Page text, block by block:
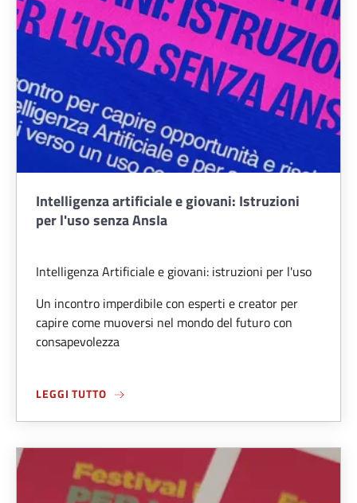
Intelligenza artificiale e giovani: Istruzioni
per l'uso senza AnsIa
Intelligenza Artificiale e giovani: istruzioni per l'uso
Un incontro imperdibile con esperti e creator per
capire come muoversi nel mondo del futuro con
consapevolezza
LEGGI TUTTOABOUT INTELLIGENZA ARTIFICIALE E